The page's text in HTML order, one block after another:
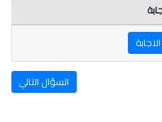
السؤال التالي